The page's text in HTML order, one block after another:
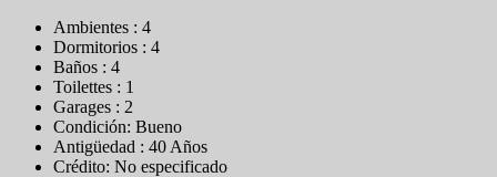
Ambientes : 4
Dormitorios : 4
Baños : 4
Toilettes : 1
Garages : 2
Condición: Bueno
Antigüedad : 40 Años
Crédito: No especificado